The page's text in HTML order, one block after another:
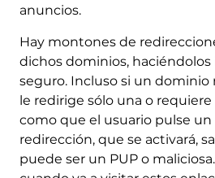
anuncios.
Hay montones de
dichos dominios, haciéndolos
seguro. Incluso si un
le redirige sólo una o
como que el usuario pulse un
redirección, que se activará,
puede ser un PUP o